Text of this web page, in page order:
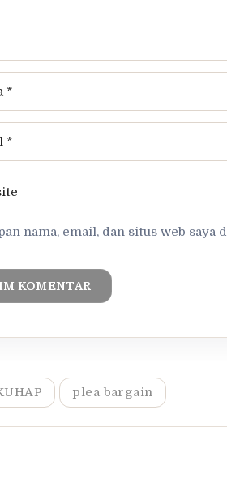
nama, email, dan situs web
plea bargain